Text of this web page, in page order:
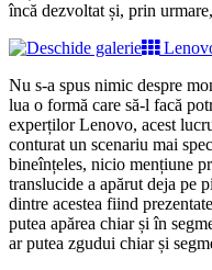
încă dezvoltat și, prin
Nu s-a spus nimic despre
lua o formă care să-l facă
experților Lenovo, acest
conturat un scenariu mai
bineînțeles, nicio mențiune
translucide a apărut deja pe
dintre acestea fiind
putea apărea chiar și în
ar putea zgudui chiar și